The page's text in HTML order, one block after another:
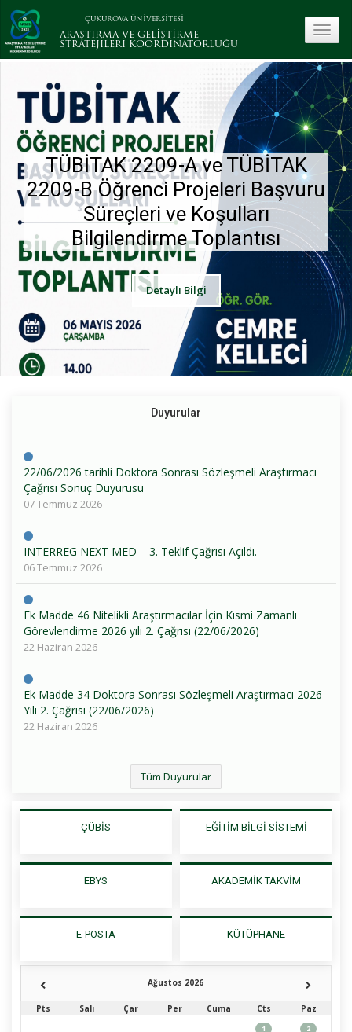
ÇUKUROVA ÜNİVERSİTESİ
ARAŞTIRMA VE GELİŞTİRME
STRATEJİLERİ KOORDİNATÖRLÜĞÜ
TÜBİTAK 2209-A ve TÜBİTAK
2209-B Öğrenci Projeleri Başvuru
Süreçleri ve Koşulları
Bilgilendirme Toplantısı
Detaylı Bilgi
Duyurular
22/06/2026 tarihli Doktora Sonrası Sözleşmeli Araştırmacı
Çağrısı Sonuç Duyurusu
07 Temmuz 2026
INTERREG NEXT MED – 3. Teklif Çağrısı Açıldı.
06 Temmuz 2026
Ek Madde 46 Nitelikli Araştırmacılar İçin Kısmi Zamanlı
Görevlendirme 2026 yılı 2. Çağrısı (22/06/2026)
22 Haziran 2026
Ek Madde 34 Doktora Sonrası Sözleşmeli Araştırmacı 2026
Yılı 2. Çağrısı (22/06/2026)
22 Haziran 2026
Tüm Duyurular
ÇÜBİS EĞİTİM BİLGİ SİSTEMİ
EBYS AKADEMİK TAKVİM
E-POSTA KÜTÜPHANE
Ağustos 2026
Pts Salı Çar Per Cuma Cts Paz
1 2